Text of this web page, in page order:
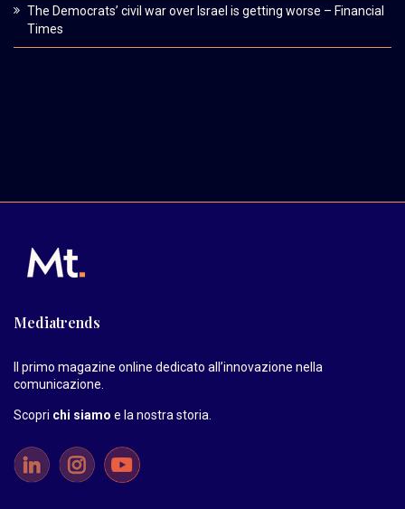
The Democrats’ civil war over Israel is getting worse – Financial
Times
Mediatrends
Il primo magazine online dedicato all’innovazione nella
comunicazione.
Scopri chi siamo e la nostra storia